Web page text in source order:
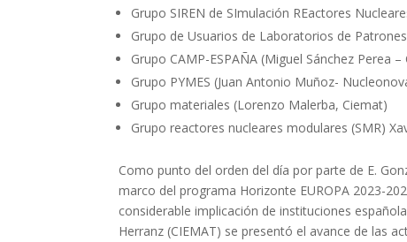
Grupo SIREN de SImulación REactores
Grupo de Usuarios de Laboratorios de
Grupo CAMP-ESPAÑA (Miguel Sánchez Perea –
Grupo PYMES (Juan Antonio Muñoz-
Grupo materiales (Lorenzo Malerba, Ciemat)
Grupo reactores nucleares modulares (SMR)
Como punto del orden del día por parte de E.
marco del programa Horizonte EUROPA 2023-
considerable implicación de instituciones
Herranz (CIEMAT) se presentó el avance de las